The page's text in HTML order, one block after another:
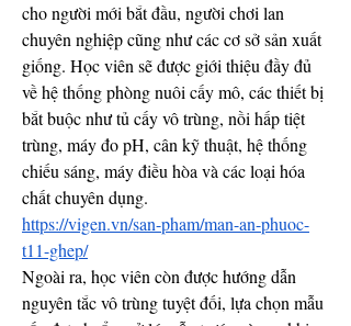
cho người mới bắt đầu, người chơi lan
chuyên nghiệp cũng như các cơ sở sản xuất
giống. Học viên sẽ được giới thiệu đầy đủ
về hệ thống phòng nuôi cấy mô, các thiết bị
bắt buộc như tủ cấy vô trùng, nồi hấp tiệt
trùng, máy đo pH, cân kỹ thuật, hệ thống
chiếu sáng, máy điều hòa và các loại hóa
chất chuyên dụng.
https://vigen.vn/san-pham/man-an-phuoc-
t11-ghep/
Ngoài ra, học viên còn được hướng dẫn
nguyên tắc vô trùng tuyệt đối, lựa chọn mẫu